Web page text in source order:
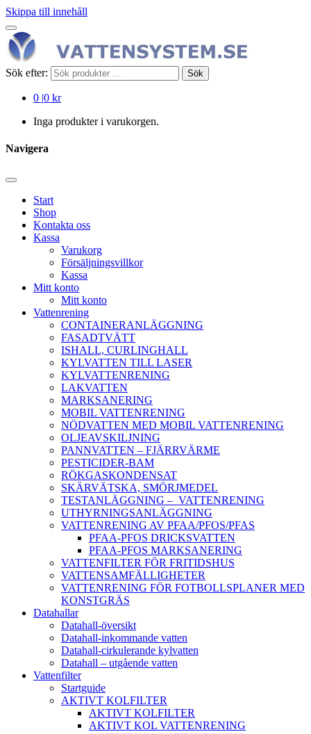
Skippa till innehåll
Sök efter: Sök
0 |0 kr
Inga produkter i varukorgen.
Navigera
Start
Shop
Kontakta oss
Kassa
Varukorg
Försäljningsvillkor
Kassa
Mitt konto
Mitt konto
Vattenrening
CONTAINERANLÄGGNING
FASADTVÄTT
ISHALL, CURLINGHALL
KYLVATTEN TILL LASER
KYLVATTENRENING
LAKVATTEN
MARKSANERING
MOBIL VATTENRENING
NÖDVATTEN MED MOBIL VATTENRENING
OLJEAVSKILJNING
PANNVATTEN – FJÄRRVÄRME
PESTICIDER-BAM
RÖKGASKONDENSAT
SKÄRVÄTSKA, SMÖRJMEDEL
TESTANLÄGGNING – VATTENRENING
UTHYRNINGSANLÄGGNING
VATTENRENING AV PFAA/PFOS/PFAS
PFAA-PFOS DRICKSVATTEN
PFAA-PFOS MARKSANERING
VATTENFILTER FÖR FRITIDSHUS
VATTENSAMFÄLLIGHETER
VATTENRENING FÖR FOTBOLLSPLANER MED
KONSTGRÄS
Datahallar
Datahall-översikt
Datahall-inkommande vatten
Datahall-cirkulerande kylvatten
Datahall – utgående vatten
Vattenfilter
Startguide
AKTIVT KOLFILTER
AKTIVT KOLFILTER
AKTIVT KOL VATTENRENING